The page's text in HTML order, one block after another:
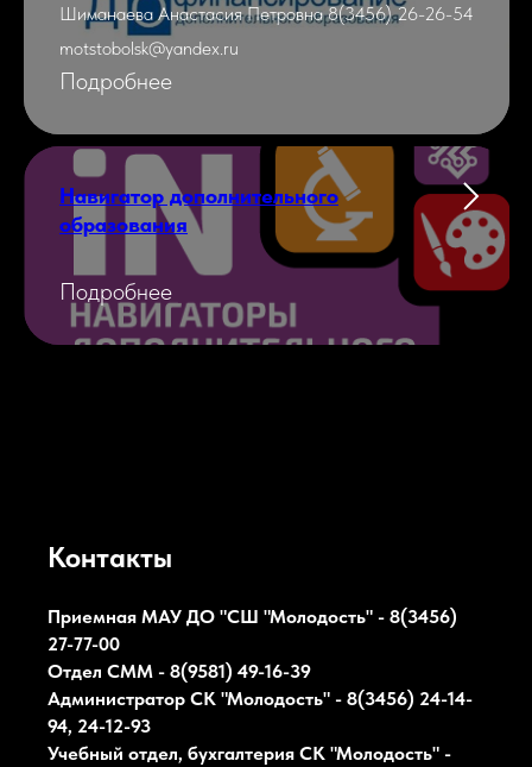
Шиманаева Анастасия Петровна 8(3456) 26-26-54
motstobolsk@yandex.ru
Подробнее
Навигатор дополнительного
образования
Подробнее
Контакты
Приемная МАУ ДО "СШ "Молодость" - 8(3456)
27-77-00
Отдел СММ - 8(9581) 49-16-39
Администратор СК "Молодость" - 8(3456) 24-14-
94, 24-12-93
Учебный отдел, бухгалтерия СК "Молодость" -